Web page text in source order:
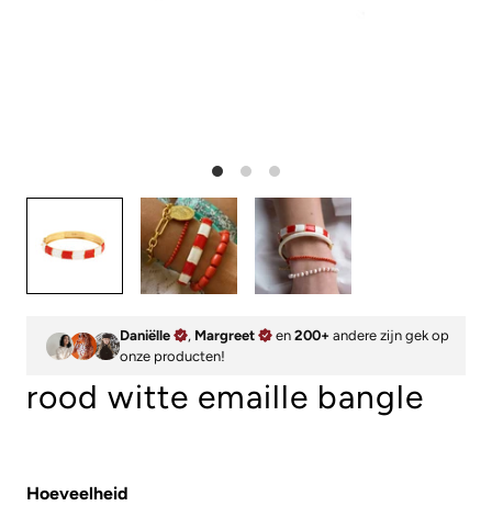
Daniëlle , Margreet en 200+ andere zijn gek op
onze producten!
rood witte emaille bangle
Hoeveelheid